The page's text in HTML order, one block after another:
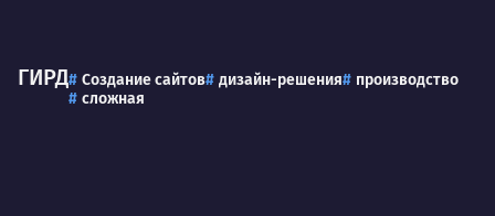
ГИРД Создание сайтов дизайн-решения
производство
сложная